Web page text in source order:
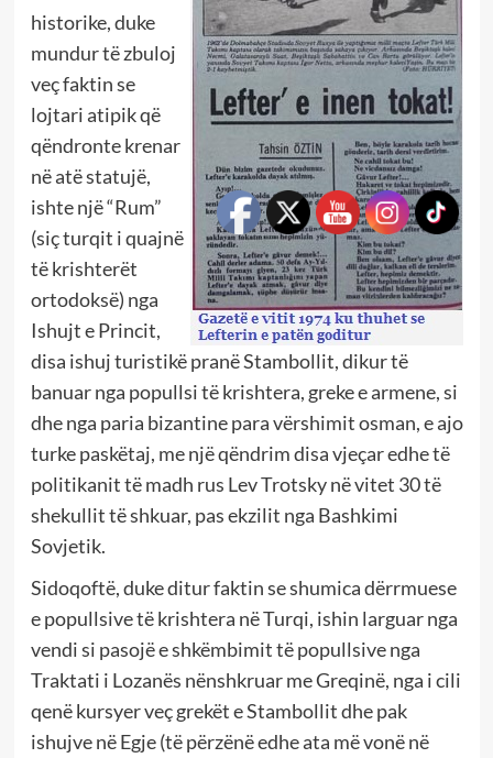
historike, duke
mundur të zbuloj
veç faktin se
lojtari atipik që
qëndronte krenar
në atë statujë,
ishte një “Rum”
(siç turqit i quajnë
të krishterët
ortodoksë) nga
Ishujt e Princit,
disa ishuj turistikë pranë Stambollit, dikur të
banuar nga popullsi të krishtera, greke e armene, si
dhe nga paria bizantine para vërshimit osman, e ajo
turke paskëtaj, me një qëndrim disa vjeçar edhe të
politikanit të madh rus Lev Trotsky në vitet 30 të
shekullit të shkuar, pas ekzilit nga Bashkimi
Sovjetik.
Sidoqoftë, duke ditur faktin se shumica dërrmuese
e popullsive të krishtera në Turqi, ishin larguar nga
vendi si pasojë e shkëmbimit të popullsive nga
Traktati i Lozanës nënshkruar me Greqinë, nga i cili
qenë kursyer veç grekët e Stambollit dhe pak
ishujve në Egje (të përzënë edhe ata më vonë në